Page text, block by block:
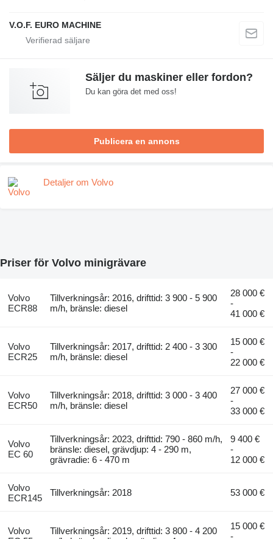
V.O.F. EURO MACHINE
Säljer du maskiner eller fordon?
Du kan göra det med oss!
Publicera en annons
Detaljer om Volvo
Priser för Volvo minigrävare
Volvo
ECR88
Tillverkningsår: 2016, drifttid: 3 900 - 5 900
m/h, bränsle: diesel
28 000 €
-
41 000 €
Volvo
ECR25
Tillverkningsår: 2017, drifttid: 2 400 - 3 300
m/h, bränsle: diesel
15 000 €
-
22 000 €
Volvo
ECR50
Tillverkningsår: 2018, drifttid: 3 000 - 3 400
m/h, bränsle: diesel
27 000 €
-
33 000 €
Volvo
EC 60
Tillverkningsår: 2023, drifttid: 790 - 860 m/h,
bränsle: diesel, grävdjup: 4 - 290 m,
grävradie: 6 - 470 m
9 400 €
-
12 000 €
Volvo
ECR145
Tillverkningsår: 2018 53 000 €
Volvo
Tillverkningsår: 2019, drifttid: 3 800 - 4 200
15 000 €
-